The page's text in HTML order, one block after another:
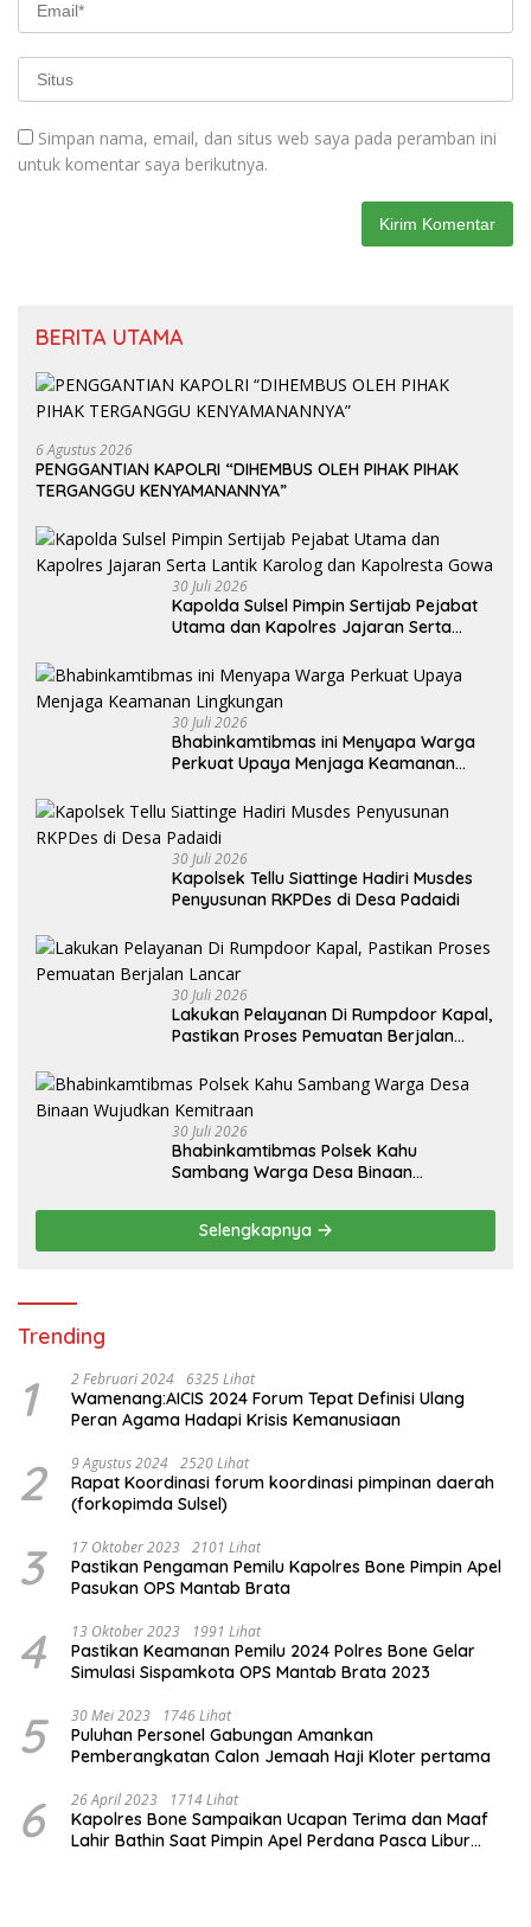
Simpan nama, email, dan situs web saya pada peramban ini
untuk komentar saya berikutnya.
BERITA UTAMA
6 Agustus 2026
PENGGANTIAN KAPOLRI “DIHEMBUS OLEH PIHAK PIHAK
TERGANGGU KENYAMANANNYA”
30 Juli 2026
Kapolda Sulsel Pimpin Sertijab Pejabat
Utama dan Kapolres Jajaran Serta
30 Juli 2026
Bhabinkamtibmas ini Menyapa Warga
Perkuat Upaya Menjaga Keamanan
30 Juli 2026
Kapolsek Tellu Siattinge Hadiri Musdes
Penyusunan RKPDes di Desa Padaidi
30 Juli 2026
Lakukan Pelayanan Di Rumpdoor Kapal,
Pastikan Proses Pemuatan Berjalan
30 Juli 2026
Bhabinkamtibmas Polsek Kahu
Sambang Warga Desa Binaan
Selengkapnya
Trending
1 2 Februari 2024 6325 Lihat
Wamenang:AICIS 2024 Forum Tepat Definisi Ulang
Peran Agama Hadapi Krisis Kemanusiaan
2 9 Agustus 2024 2520 Lihat
Rapat Koordinasi forum koordinasi pimpinan daerah
(forkopimda Sulsel)
3 17 Oktober 2023 2101 Lihat
Pastikan Pengaman Pemilu Kapolres Bone Pimpin Apel
Pasukan OPS Mantab Brata
4 13 Oktober 2023 1991 Lihat
Pastikan Keamanan Pemilu 2024 Polres Bone Gelar
Simulasi Sispamkota OPS Mantab Brata 2023
5 30 Mei 2023 1746 Lihat
Puluhan Personel Gabungan Amankan
Pemberangkatan Calon Jemaah Haji Kloter pertama
6 26 April 2023 1714 Lihat
Kapolres Bone Sampaikan Ucapan Terima dan Maaf
Lahir Bathin Saat Pimpin Apel Perdana Pasca Libur